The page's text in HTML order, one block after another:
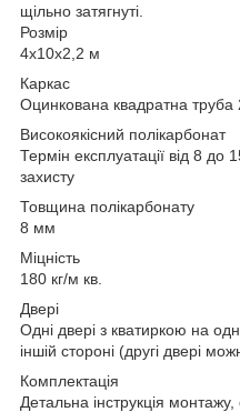
щільно затягнуті.
Розмір
4x10x2,2 м
Каркас
Оцинкована квадратна
Високоякісний полікарбонат
Термін експлуатації від 8 до
захисту
Товщина полікарбонату
8 мм
Міцність
180 кг/м кв.
Двері
Одні двері з кватиркою на
іншій стороні (другі двері
Комплектація
Детальна інструкція